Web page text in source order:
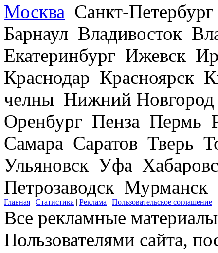
Москва Санкт-
Барнаул Владивосток
Екатеринбург Ижевск
Краснодар Красноярск
челны Нижний
Оренбург Пенза Пермь
Самара Саратов Тверь
Ульяновск Уфа
Петрозаводск Мурманск
Главная | Статистика | Реклама | Пользовательское соглашение |
Все рекламные
Пользователями сайта,